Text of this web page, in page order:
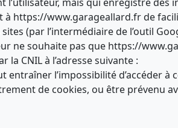
à https://www.garageallard.fr de
(par l’intermédiaire de l’outil
ne souhaite pas que https://
CNIL à l’adresse suivante :
l’impossibilité d’accéder à
de cookies, ou être prévenu